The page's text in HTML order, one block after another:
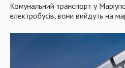
Комунальний транспорт у
електробусів, вони вийдуть на